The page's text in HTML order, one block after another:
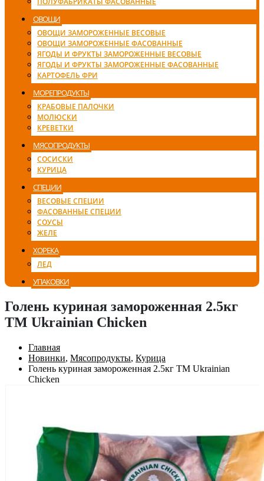
ОВОЩИ
ОВОЩИ ЗАМОРОЖЕННЫЕ ВЕСОВЫЕ
ОВОЩИ ЗАМОРОЖЕННЫЕ ФАСОВАННЫЕ
ЯГОДЫ И ФРУКТЫ ЗАМОРОЖЕННЫЕ ВЕСОВЫЕ
ЯГОДЫ И ФРУКТЫ ЗАМОРОЖЕННЫЕ ФАСОВАННЫЕ
КАРТОФЕЛЬ ФРИ
МОРЕПРОДУКТЫ
КРАБОВЫЕ ПАЛОЧКИ
МОЛЮСКИ
КРЕВЕТКИ
МЯСОПРОДУКТЫ
СОСИСКИ
КУРИЦА
СПЕЦИИ
ВЕСОВЫЕ СПЕЦИИ
ФАСОВАННЫЕ СПЕЦИИ
СОУСЫ
ЖЕЛЕ
ХОРЕКА
ЛЕД
УПАКОВКИ
Голень куриная замороженная 2.5кг
ТМ Ukrainian Chicken
Главная
Новинки, Мясопродукты, Курица
Голень куриная замороженная 2.5кг ТМ Ukrainian
Chicken